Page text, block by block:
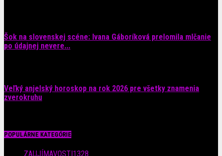
Šok na slovenskej scéne: Ivana Gáboríková prelomila mlčanie
po údajnej nevere...
Veľký anjelský horoskop na rok 2026 pre všetky znamenia
zverokruhu
POPULÁRNE KATEGÓRIE
ZAUJÍMAVOSTI1328